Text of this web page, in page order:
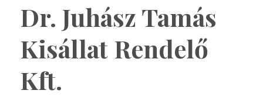
Dr. Juhász Tamás
Kisállat Rendelő
Kft.